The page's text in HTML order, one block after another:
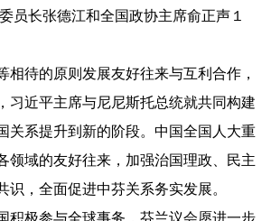
员长张德江和全国政协主席俞正声１
待的原则发展友好往来与互利合作，
习近平主席与尼尼斯托总统就共同构建
关系提升到新的阶段。中国全国人大重
领域的友好往来，加强治国理政、民主
，全面促进中芬关系务实发展。
积极参与全球事务，芬兰议会愿进一步